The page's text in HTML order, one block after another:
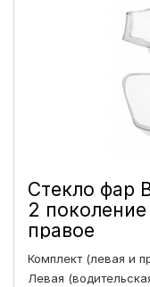
Стекло фар
2
правое
Комплект (левая и
Левая